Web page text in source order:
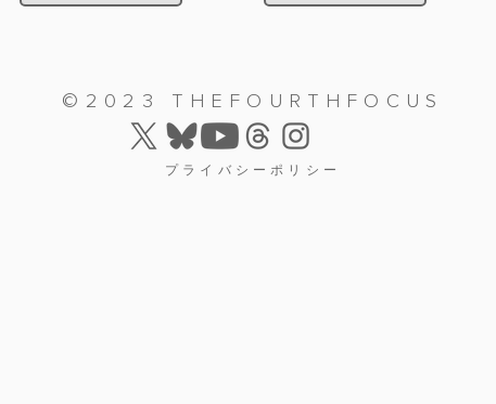
©2023 THEFOURTHFOCUS
プライバシーポリシー